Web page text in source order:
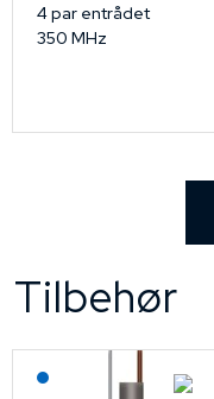
4 par entrådet
350 MHz
Tilbehør
Lagerført: NEK Kabel